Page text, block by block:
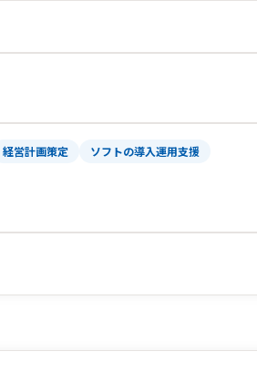
経営計画策定 ソフトの導入運用支援